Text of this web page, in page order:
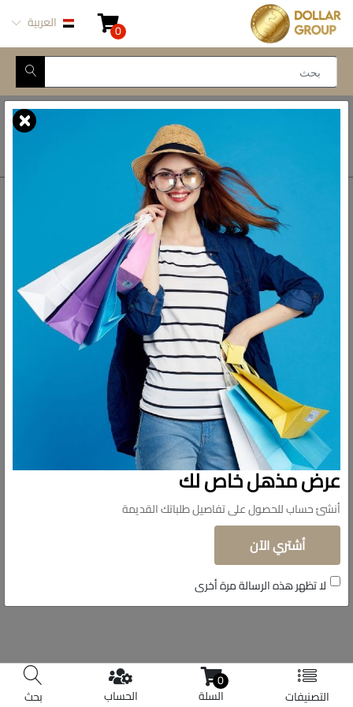
0 العربية
التصنيفات
0
السلة الحساب بحث
Closed for Maintenance
رواد الادوات المنزلية فى مصر
أتصل بنا
أحصل على الاتجاهات
ش المدينة المنورة -
محور طه حسين, 69 طه
حسين النزهة الجديدة -
القاهرة
البريد الالكتروني
info@dollar-group.com
تابعونا
© حقوق الملكية 2026 دولار للاستيراد.
تم التطوير بواسطة
عرض مذهل خاص لك
أنشئ حساب للحصول على تفاصيل طلباتك القديمة
أشتري الآن
لا تظهر هذه الرسالة مرة أخرى